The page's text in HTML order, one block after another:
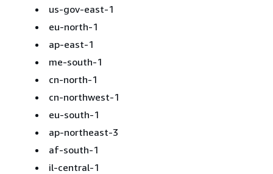
us-gov-east-1
eu-north-1
ap-east-1
me-south-1
cn-north-1
cn-northwest-1
eu-south-1
ap-northeast-3
af-south-1
il-central-1